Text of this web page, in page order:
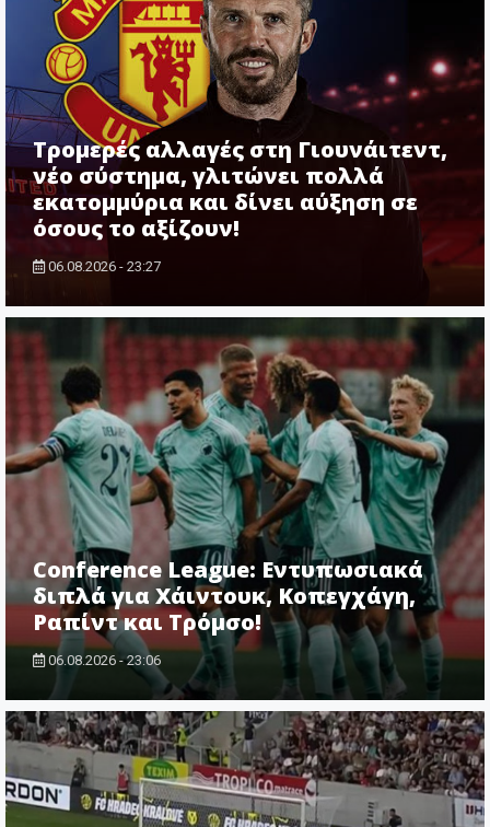
Τρομερές αλλαγές στη Γιουνάιτεντ,
νέο σύστημα, γλιτώνει πολλά
εκατομμύρια και δίνει αύξηση σε
όσους το αξίζουν!
06.08.2026 - 23:27
Conference League: Εντυπωσιακά
διπλά για Χάιντουκ, Κοπεγχάγη,
Ραπίντ και Τρόμσο!
06.08.2026 - 23:06